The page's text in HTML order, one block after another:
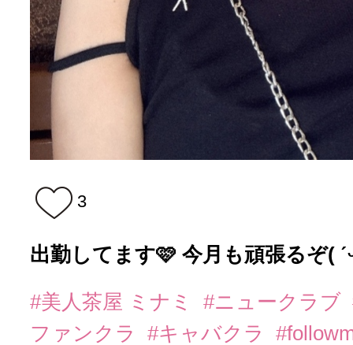
3
出勤してます🩷 今月も頑張るぞ(
#美人茶屋 ミナミ #ニュークラブ
ファンクラ
#キャバクラ